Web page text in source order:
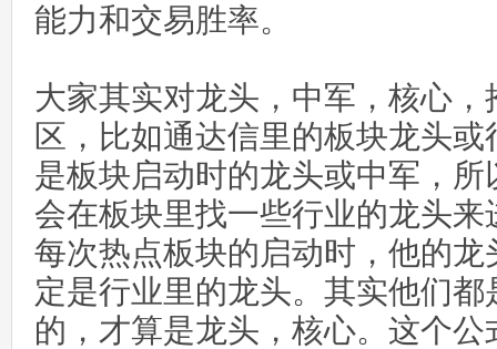
能力和交易胜率。
大家其实对龙头，中军，核心
区，比如通达信里的板块龙头
是板块启动时的龙头或中军，
会在板块里找一些行业的龙头
每次热点板块的启动时，他的
定是行业里的龙头。其实他们
的，才算是龙头，核心。这个